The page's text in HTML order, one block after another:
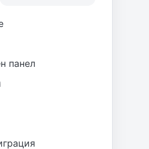
панел